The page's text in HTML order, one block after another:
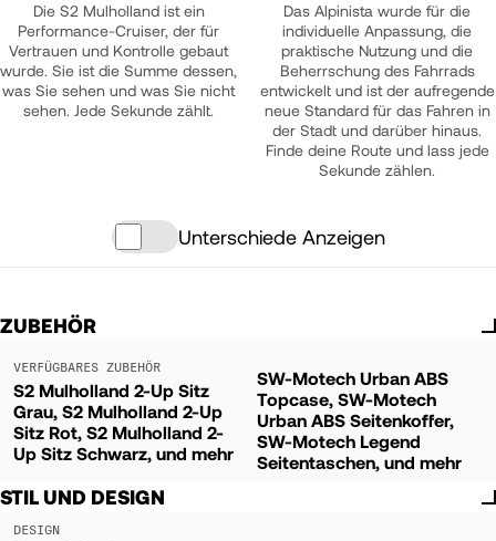
Die S2 Mulholland ist ein
Performance-Cruiser, der für
Vertrauen und Kontrolle gebaut
wurde. Sie ist die Summe dessen,
was Sie sehen und was Sie nicht
sehen. Jede Sekunde zählt.
Das Alpinista wurde für die
individuelle Anpassung, die
praktische Nutzung und die
Beherrschung des Fahrrads
entwickelt und ist der aufregende
neue Standard für das Fahren in
der Stadt und darüber hinaus.
Finde deine Route und lass jede
Sekunde zählen.
Unterschiede Anzeigen
ZUBEHÖR
VERFÜGBARES ZUBEHÖR
S2 Mulholland 2-Up Sitz
Grau, S2 Mulholland 2-Up
Sitz Rot, S2 Mulholland 2-
Up Sitz Schwarz, und mehr
SW-Motech Urban ABS
Topcase, SW-Motech
Urban ABS Seitenkoffer,
SW-Motech Legend
Seitentaschen, und mehr
STIL UND DESIGN
DESIGN